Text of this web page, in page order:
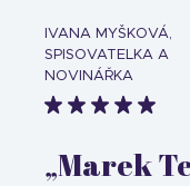
IVANA MYŠKOVÁ,
SPISOVATELKA A
NOVINÁŘKA
„Marek